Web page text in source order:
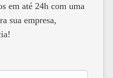
em até 24h com uma
sua empresa,